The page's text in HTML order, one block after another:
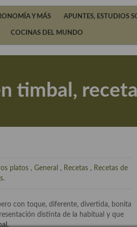
Y MÁS APUNTES, ESTUDIOS
COCINAS DEL MUNDO
timbal,
platos , General , Recetas , Recetas de
.
con toque, diferente, divertida, bonita
distinta de la habitual y que